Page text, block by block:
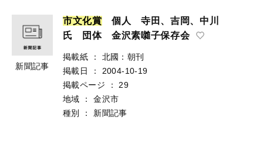
新聞記事
市文化賞 個人 寺田、吉岡、中川
氏 団体 金沢素囃子保存会
掲載紙 ：
北國：朝刊
掲載日
：
2004-10-19
掲載ページ
：
29
地域
：
金沢市
種別
： 新聞記事